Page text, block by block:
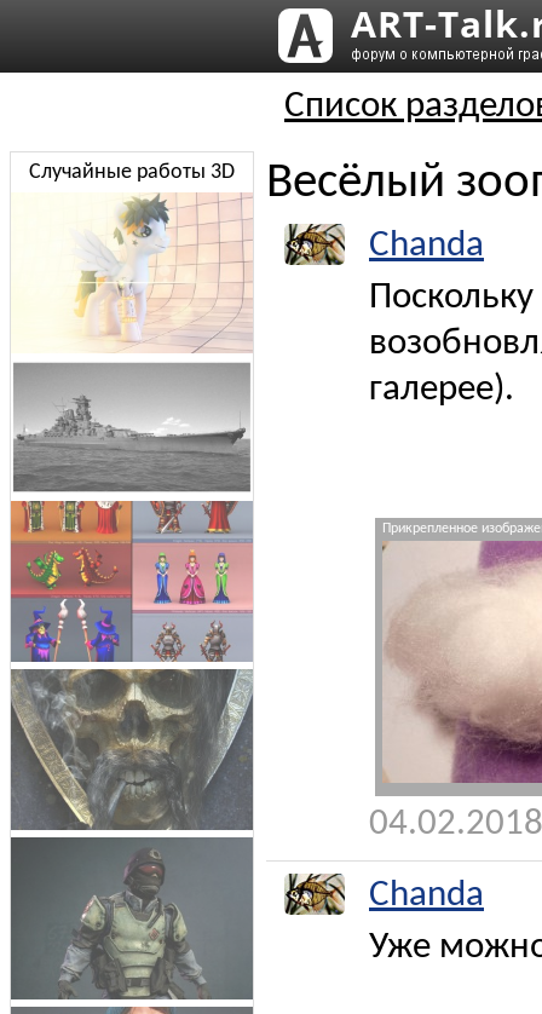
Список
Весёлый
Chanda
галерее).
Прикрепленное
Chanda
Уже можно
Случайные работы 3D